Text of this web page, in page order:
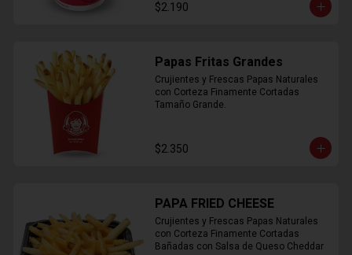
$2.190
Papas Fritas Grandes
Crujientes y Frescas Papas Naturales
con Corteza Finamente Cortadas
Tamaño Grande.
$2.350
PAPA FRIED CHEESE
Crujientes y Frescas Papas Naturales
con Corteza Finamente Cortadas
Bañadas con Salsa de Queso Cheddar